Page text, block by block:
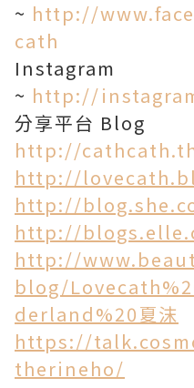
~ http://
cath
Instagram
~ http://
分享平台 Blog
http://
http://
http://
http://
http://
blog/
derland%20夏沫
https://
therineho/